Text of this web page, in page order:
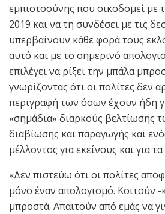
εμπιστοσύνης που οικοδομεί με
2019 και να τη συνδέσει με τις
υπερβαίνουν κάθε φορά τους
αυτό και με το σημερινό
επιλέγει να ρίξει την μπάλα
γνωρίζοντας ότι οι πολίτες δεν
περιγραφή των όσων έχουν ήδη
«σημάδια» διαρκούς βελτίωσης
διαβίωσης και παραγωγής και
μέλλοντος για εκείνους και για
«Δεν πιστεύω ότι οι πολίτες
μόνο έναν απολογισμό. Κοιτούν
μπροστά. Απαιτούν από εμάς να